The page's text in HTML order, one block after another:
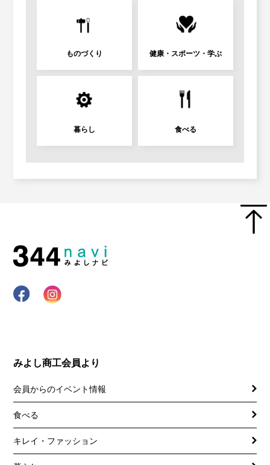
ものづくり 健康・スポーツ・学ぶ
暮らし 食べる
みよし商工会員より
会員からのイベント情報
食べる
キレイ・ファッション